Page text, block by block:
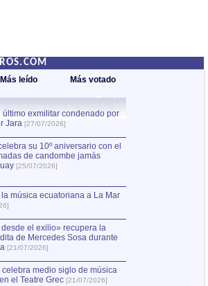
Más leído Más votado
exmilitar condenado por
Jara [27/07/2026]
su 10º aniversario con el
de candombe jamás
[25/07/2026]
música ecuatoriana a La Mar
el exilio» recupera la
de Mercedes Sosa durante
[21/07/2026]
medio siglo de música
el Teatre Grec [21/07/2026]